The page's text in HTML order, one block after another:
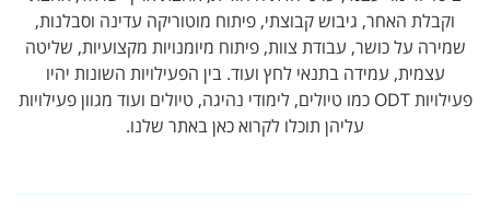
וקבלת האחר, גיבוש קבוצתי, פיתוח מוטוריקה עדינה וסבלנות,
שמירה על כושר, עבודת צוות, פיתוח מיומנויות מקצועיות, שליטה
עצמית, עמידה בתנאי לחץ ועוד. בין הפעילויות השונות יהיו
פעילויות ODT כמו טיולים, לימודי נהיגה, טיולים ועוד מגוון פעילויות
עליהן תוכלו לקרוא כאן באתר שלנו.